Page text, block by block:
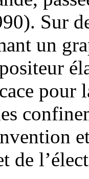
Sur
un
pour
de